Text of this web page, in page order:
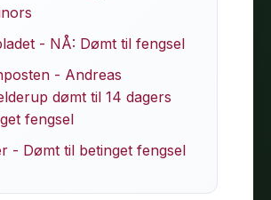
- NÅ: Dømt til fengsel
- Andreas
dømt til 14 dagers
fengsel
- Dømt til betinget fengsel